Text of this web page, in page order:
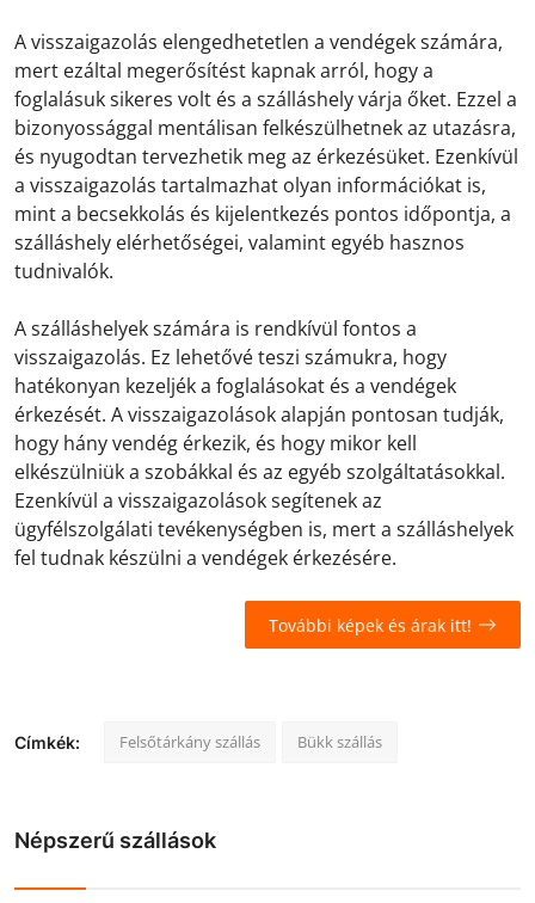
A visszaigazolás elengedhetetlen a vendégek számára,
mert ezáltal megerősítést kapnak arról, hogy a
foglalásuk sikeres volt és a szálláshely várja őket. Ezzel a
bizonyossággal mentálisan felkészülhetnek az utazásra,
és nyugodtan tervezhetik meg az érkezésüket. Ezenkívül
a visszaigazolás tartalmazhat olyan információkat is,
mint a becsekkolás és kijelentkezés pontos időpontja, a
szálláshely elérhetőségei, valamint egyéb hasznos
tudnivalók.
A szálláshelyek számára is rendkívül fontos a
visszaigazolás. Ez lehetővé teszi számukra, hogy
hatékonyan kezeljék a foglalásokat és a vendégek
érkezését. A visszaigazolások alapján pontosan tudják,
hogy hány vendég érkezik, és hogy mikor kell
elkészülniük a szobákkal és az egyéb szolgáltatásokkal.
Ezenkívül a visszaigazolások segítenek az
ügyfélszolgálati tevékenységben is, mert a szálláshelyek
fel tudnak készülni a vendégek érkezésére.
További képek és árak itt!
Címkék: Felsőtárkány szállás Bükk szállás
Népszerű szállások